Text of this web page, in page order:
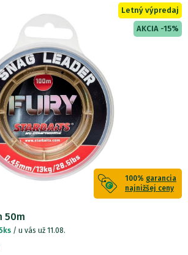
Letný výpredaj
AKCIA -15%
100% garancia
najnižšej ceny
50m
/ u vás už 11.08.